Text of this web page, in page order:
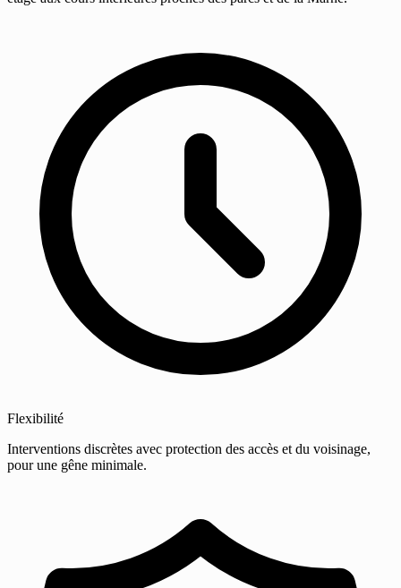
Flexibilité
Interventions discrètes avec protection des accès et du voisinage,
pour une gêne minimale.